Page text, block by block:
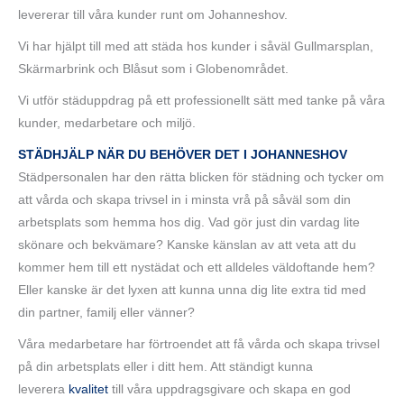
levererar till våra kunder runt om Johanneshov.
Vi har hjälpt till med att städa hos kunder i såväl Gullmarsplan,
Skärmarbrink och Blåsut som i Globenområdet.
Vi utför städuppdrag på ett professionellt sätt med tanke på våra
kunder, medarbetare och miljö.
STÄDHJÄLP NÄR DU BEHÖVER DET I JOHANNESHOV
Städpersonalen har den rätta blicken för städning och tycker om
att vårda och skapa trivsel in i minsta vrå på såväl som din
arbetsplats som hemma hos dig. Vad gör just din vardag lite
skönare och bekvämare? Kanske känslan av att veta att du
kommer hem till ett nystädat och ett alldeles väldoftande hem?
Eller kanske är det lyxen att kunna unna dig lite extra tid med
din partner, familj eller vänner?
Våra medarbetare har förtroendet att få vårda och skapa trivsel
på din arbetsplats eller i ditt hem. Att ständigt kunna
leverera kvalitet till våra uppdragsgivare och skapa en god